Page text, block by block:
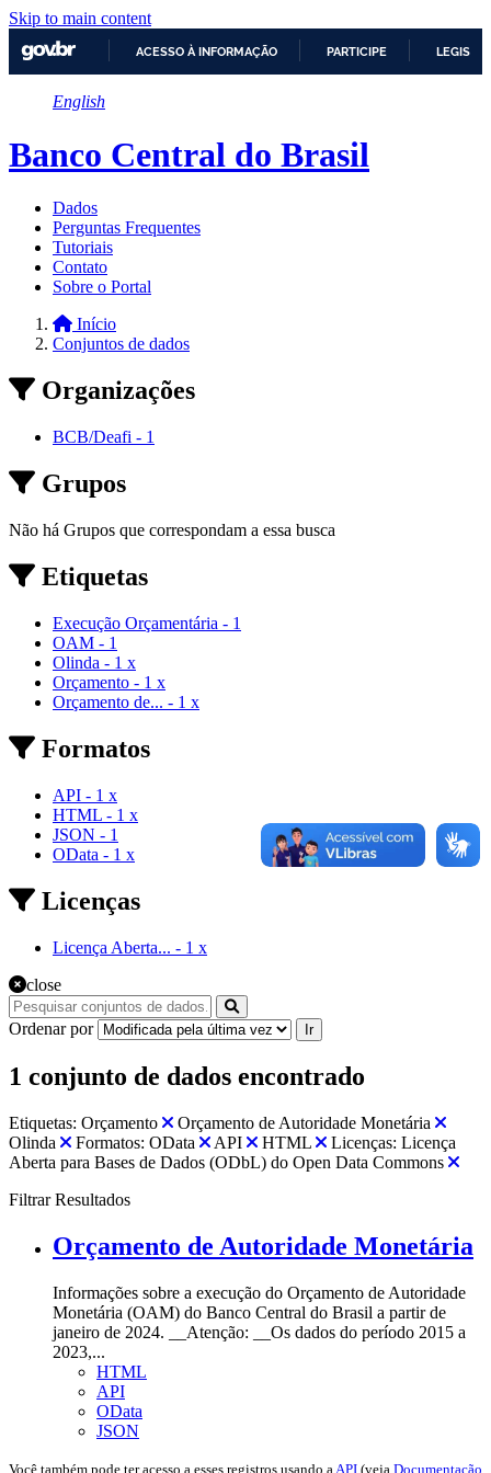
Skip to main content
CONTEÚDO
ACESSO À INFORMAÇÃO PARTICIPE
English
Banco Central do Brasil
Dados
Perguntas Frequentes
Tutoriais
Contato
Sobre o Portal
Início
Conjuntos de dados
Organizações
BCB/Deafi - 1
Grupos
Não há Grupos que correspondam a essa busca
Etiquetas
Execução Orçamentária - 1
OAM - 1
Olinda - 1 x
Orçamento - 1 x
Orçamento de... - 1 x
Formatos
API - 1 x
HTML - 1 x
JSON - 1
OData - 1 x
Licenças
Licença Aberta... - 1 x
close
Ordenar por Ir
1 conjunto de dados encontrado
Etiquetas: Orçamento
Orçamento de Autoridade Monetária
Olinda
Formatos: OData API HTML Licenças: Licença
Aberta para Bases de Dados (ODbL) do Open Data Commons
Filtrar Resultados
Orçamento de Autoridade Monetária
Informações sobre a execução do Orçamento de Autoridade
Monetária (OAM) do Banco Central do Brasil a partir de
janeiro de 2024. __Atenção: __Os dados do período 2015 a
2023,...
HTML
API
OData
JSON
Você também pode ter acesso a esses registros usando a API (veja Documentação